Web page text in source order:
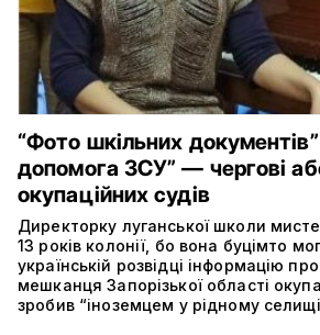
“Фото шкільних
допомога ЗСУ” — чергові
окупаційних судів
Директорку луганської школи
13 років колонії, бо вона буцімто
українській розвідці інформацію
мешканця Запорізької області
зробив “іноземцем у рідному